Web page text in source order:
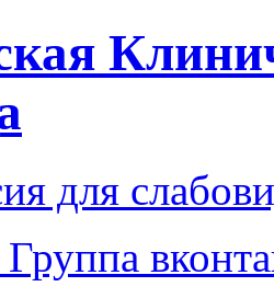
для
Группа